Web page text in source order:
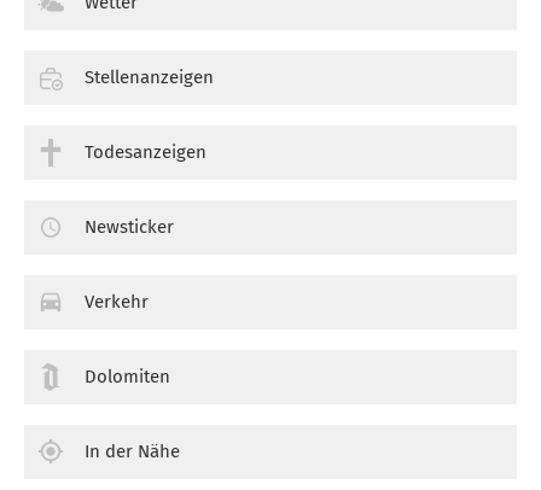
Stellenanzeigen
Todesanzeigen
Newsticker
Verkehr
Dolomiten
In der Nähe